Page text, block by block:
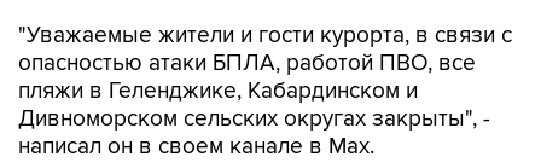
"Уважаемые жители и гости курорта, в связи с
опасностью атаки БПЛА, работой ПВО, все
пляжи в Геленджике, Кабардинском и
Дивноморском сельских округах закрыты", -
написал он в своем канале в Max.